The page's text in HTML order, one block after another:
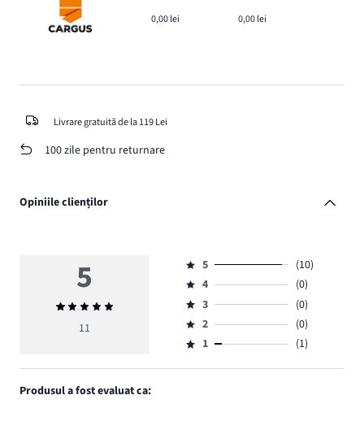
0,00 lei 0,00 lei
Livrare gratuită de la 119 Lei
100 zile pentru returnare
Opiniile clienților
5
Evaluarea
medie
11
Evaluare
5,
numărul
de
voturi
10.
5
(10)
Evaluare
4,
numărul
de
0.
4
(0)
Evaluare
3,
numărul
3
(0)
Evaluare
2,
2
(0)
Evaluare
1,
1 (1)
Produsul a fost evaluat ca: